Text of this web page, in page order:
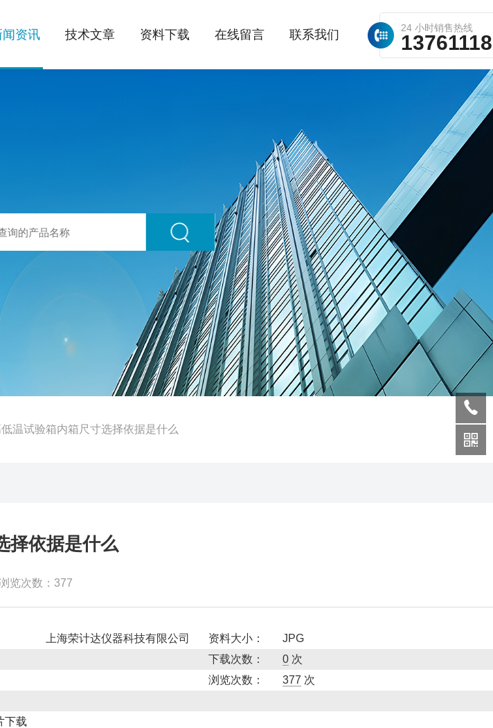
24 小时销售热线
闻资讯 技术文章 资料下载 在线留言 联系我们
温试验箱内箱尺寸选择依据是什么
择依据是什么
览次数：377
上海荣计达仪器科技有限公司 资料大小：
JPG
下载次数： 0 次
浏览次数： 377 次
下载